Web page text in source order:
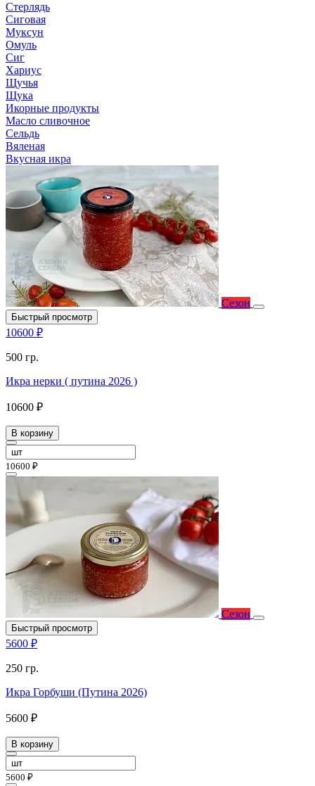
Стерлядь
Сиговая
Муксун
Омуль
Сиг
Хариус
Щучья
Щука
Икорные продукты
Масло сливочное
Сельдь
Вяленая
Вкусная икра
Сезон
Быстрый просмотр
10600 ₽
500 гр.
Икра нерки ( путина 2026 )
10600 ₽
В корзину
10600 ₽
Сезон
Быстрый просмотр
5600 ₽
250 гр.
Икра Горбуши (Путина 2026)
5600 ₽
В корзину
5600 ₽